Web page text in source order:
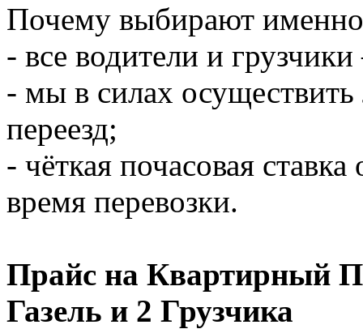
Почему выбирают
- все водители и
- мы в силах
переезд;
- чёткая почасовая
время перевозки.
Прайс на Квартирный
Газель и 2 Грузчика